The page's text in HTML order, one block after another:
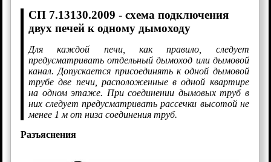
СП 7.13130.2009 - схема подключения
двух печей к одному дымоходу
Для каждой печи, как правило, следует
предусматривать отдельный дымоход или дымовой
канал. Допускается присоединять к одной дымовой
трубе две печи, расположенные в одной квартире
на одном этаже. При соединении дымовых труб в
них следует предусматривать рассечки высотой не
менее 1 м от низа соединения труб.
Разъяснения